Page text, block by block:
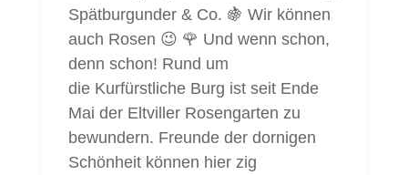
Spätburgunder & Co. 🍇 Wir können
auch Rosen 😉 🌹 Und wenn schon,
denn schon! Rund um
die Kurfürstliche Burg ist seit Ende
Mai der Eltviller Rosengarten zu
bewundern. Freunde der dornigen
Schönheit können hier zig